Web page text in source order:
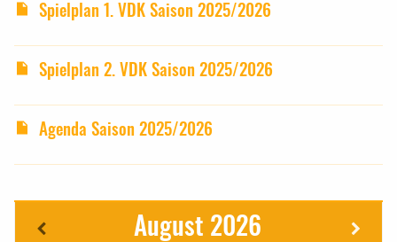
Spielplan 1. VDK Saison 2025/2026
Spielplan 2. VDK Saison 2025/2026
Agenda Saison 2025/2026
August 2026